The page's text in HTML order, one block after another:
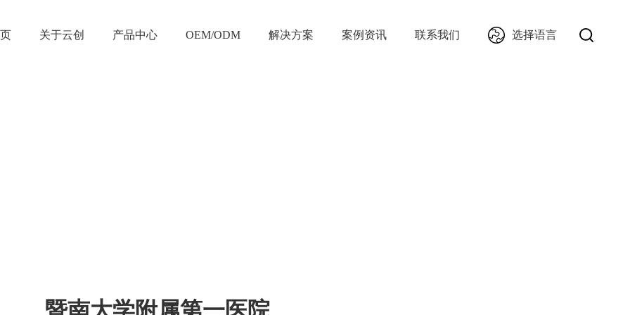
关于云创 产品中心 OEM/ODM 解决方案 案例资讯 联系我们 选择语言